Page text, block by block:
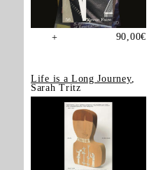
+ 90,00€
Life is a Long Journey,
Sarah Tritz